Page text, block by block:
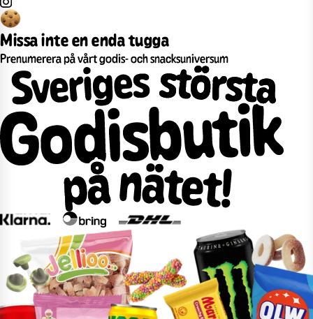
Missa inte en enda tugga
Prenumerera på vårt godis- och snacksuniversum